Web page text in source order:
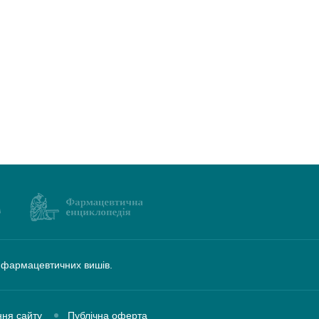
фармацевтичних вишів.
сайту Публічна оферта